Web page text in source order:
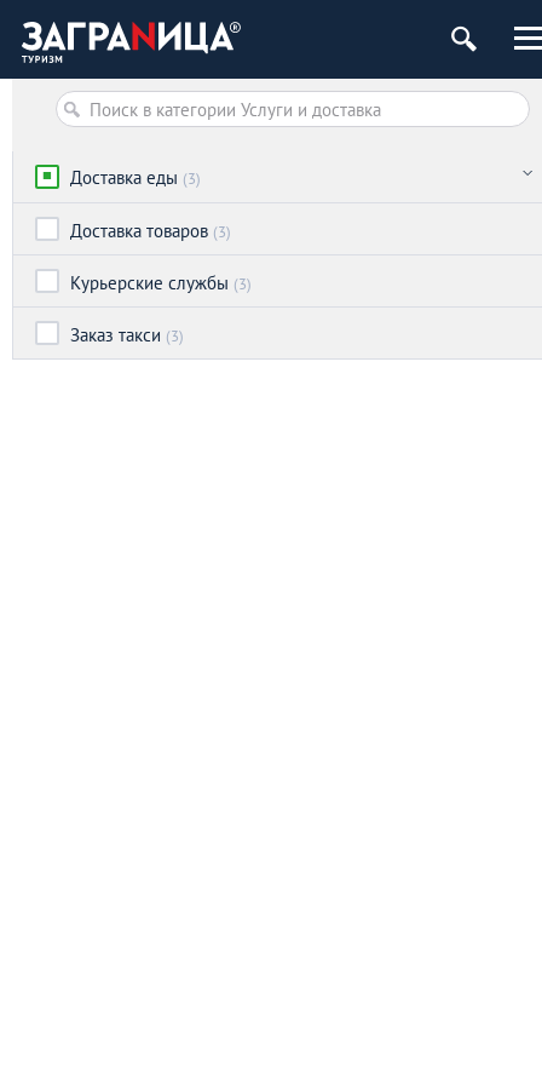
Доставка еды (3)
Доставка товаров (3)
Курьерские службы (3)
Заказ такси (3)